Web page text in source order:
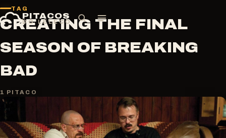
Pular
para
o
conteúdo
PITACOS
DO LELECO
TAG
CREATING THE FINAL
SEASON OF BREAKING
BAD
1 PITACO